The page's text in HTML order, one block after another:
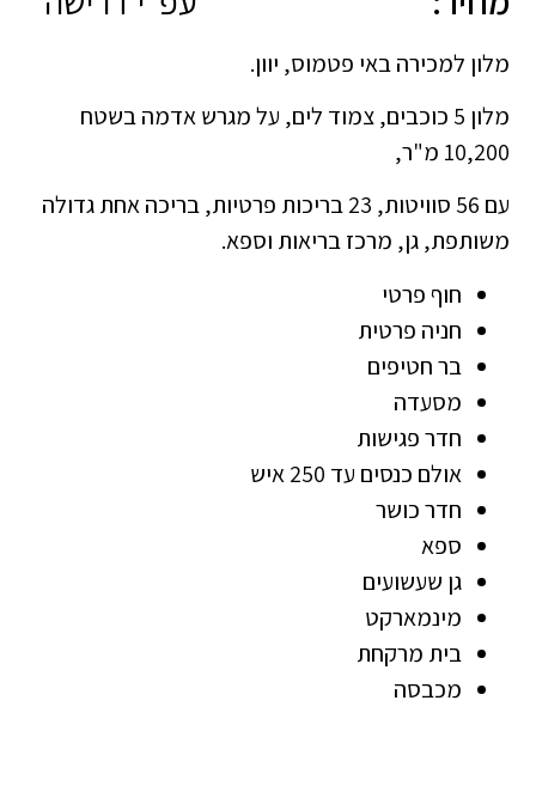
מלון למכירה באי פטמוס, יוון.
מלון 5 כוכבים, צמוד לים, על מגרש אדמה בשטח
10,200 מ"ר,
עם 56 סוויטות, 23 בריכות פרטיות, בריכה אחת גדולה
משותפת, גן, מרכז בריאות וספא.
חוף פרטי
חניה פרטית
בר חטיפים
מסעדה
חדר פגישות
אולם כנסים עד 250 איש
חדר כושר
ספא
גן שעשועים
מינמארקט
בית מרקחת
מכבסה